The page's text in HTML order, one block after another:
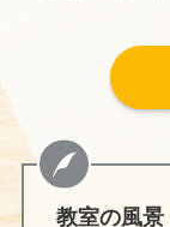
教室の風景